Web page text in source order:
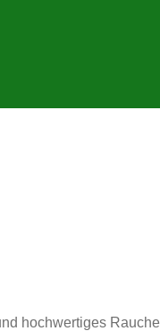
hochwertiges